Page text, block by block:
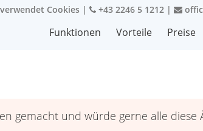
Cookies | +43 2246 5 1212 |
Funktionen Vorteile Preise
gemacht und würde gerne alle diese